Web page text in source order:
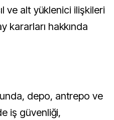
ve alt yüklenici ilişkileri
kararları hakkında
depo, antrepo ve
iş güvenliği,